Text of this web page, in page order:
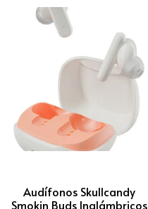
Audífonos Skullcandy
Smokin Buds Inalámbricos